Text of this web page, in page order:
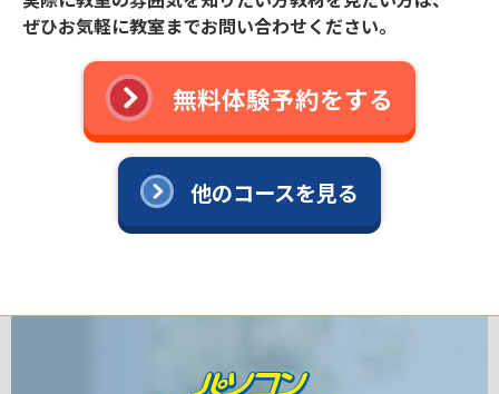
ぜひお気軽に教室までお問い合わせください。
無料体験予約をする
他のコースを見る